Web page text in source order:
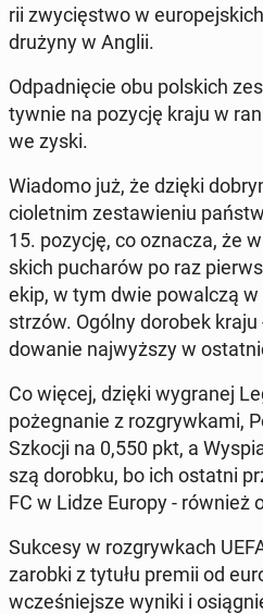
rii zwy­cię­stwo w
drużyny w Anglii.
Od­pad­nię­cie obu pol­skich
tyw­nie na pozycję kraju w
we zyski.
Wiadomo już, że dzięki
cio­let­nim ze­sta­wie­niu
15. pozycję, co oznacza, że
skich pu­cha­rów po raz
ekip, w tym dwie po­wal­czą
strzów. Ogólny dorobek
do­wa­nie naj­wyż­szy w
Co więcej, dzięki wy­gra­nej
po­że­gna­nie z roz­gryw­ka­mi,
Szkocji na 0,550 pkt, a
szą dorobku, bo ich ostatni
FC w Lidze Europy - również
Sukcesy w roz­gryw­kach
zarobki z tytułu premii od
wcze­śniej­sze wyniki i